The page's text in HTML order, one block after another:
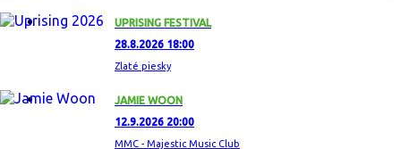
UPRISING FESTIVAL
28.8.2026 18:00
Zlaté piesky
JAMIE WOON
12.9.2026 20:00
MMC - Majestic Music Club